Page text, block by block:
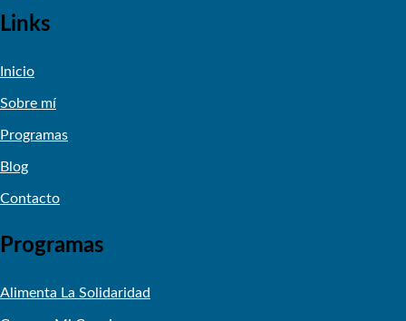
Links
Inicio
Sobre mí
Programas
Blog
Contacto
Programas
Alimenta La Solidaridad